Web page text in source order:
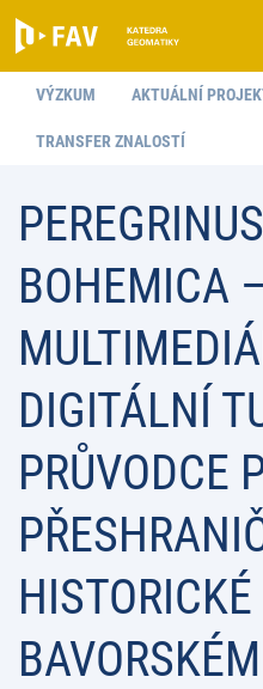
VÝZKUM AKTUÁLNÍ
TRANSFER ZNALOSTÍ
BOHEMICA –
DIGITÁLNÍ
PRŮVODCE